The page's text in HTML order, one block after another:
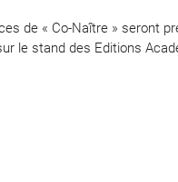
de « Co-Naître » seront
le stand des Editions